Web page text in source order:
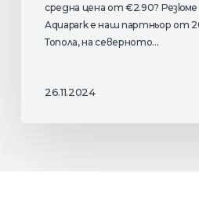
средна цена от €2.90? Резюме
Aquapark е наш партньор от
Топола, на северното…
26.11.2024